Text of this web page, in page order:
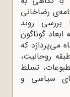
رضاخانی
بررسی روند
گوناگون
می‌پردازد که
روحانیت،
تسلط
سیاسی و